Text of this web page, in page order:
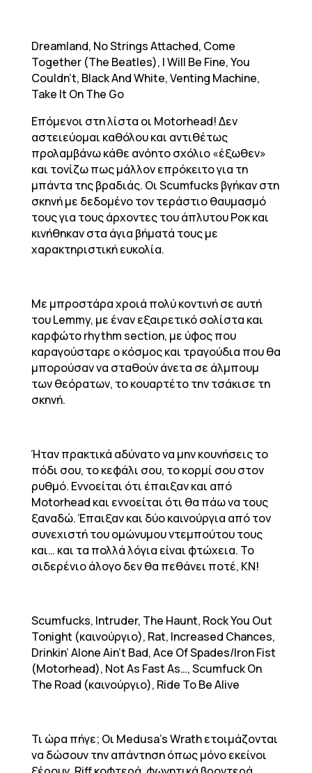
Dreamland, No Strings Attached, Come
Together (The Beatles), I Will Be Fine, You
Couldn’t, Black And White, Venting Machine,
Take It On The Go
Επόμενοι στη λίστα οι Motorhead! Δεν
αστειεύομαι καθόλου και αντιθέτως
προλαμβάνω κάθε ανόητο σχόλιο «έξωθεν»
και τονίζω πως μάλλον επρόκειτο για τη
μπάντα της βραδιάς. Οι Scumfucks βγήκαν στη
σκηνή με δεδομένο τον τεράστιο θαυμασμό
τους για τους άρχοντες του άπλυτου Ροκ και
κινήθηκαν στα άγια βήματά τους με
χαρακτηριστική ευκολία.
Με μπροστάρα χροιά πολύ κοντινή σε αυτή
του Lemmy, με έναν εξαιρετικό σολίστα και
καρφώτο rhythm section, με ύφος που
καραγούσταρε ο κόσμος και τραγούδια που θα
μπορούσαν να σταθούν άνετα σε άλμπουμ
των θεόρατων, το κουαρτέτο την τσάκισε τη
σκηνή.
Ήταν πρακτικά αδύνατο να μην κουνήσεις το
πόδι σου, το κεφάλι σου, το κορμί σου στον
ρυθμό. Εννοείται ότι έπαιξαν και από
Motorhead και εννοείται ότι θα πάω να τους
ξαναδώ. Έπαιξαν και δύο καινούργια από τον
συνεχιστή του ομώνυμου ντεμπούτου τους
και… και τα πολλά λόγια είναι φτώχεια. Το
σιδερένιο άλογο δεν θα πεθάνει ποτέ, ΚΝ!
Scumfucks, Intruder, The Haunt, Rock You Out
Tonight (καινούργιο), Rat, Increased Chances,
Drinkin’ Alone Ain’t Bad, Ace Of Spades/Iron Fist
(Motorhead), Not As Fast As…, Scumfuck On
The Road (καινούργιο), Ride To Be Alive
Τι ώρα πήγε; Οι Medusa’s Wrath ετοιμάζονται
να δώσουν την απάντηση όπως μόνο εκείνοι